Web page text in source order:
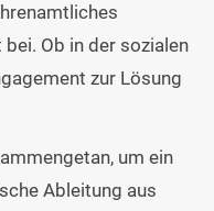
Ob in der sozialen
zur Lösung
um ein
Ableitung aus